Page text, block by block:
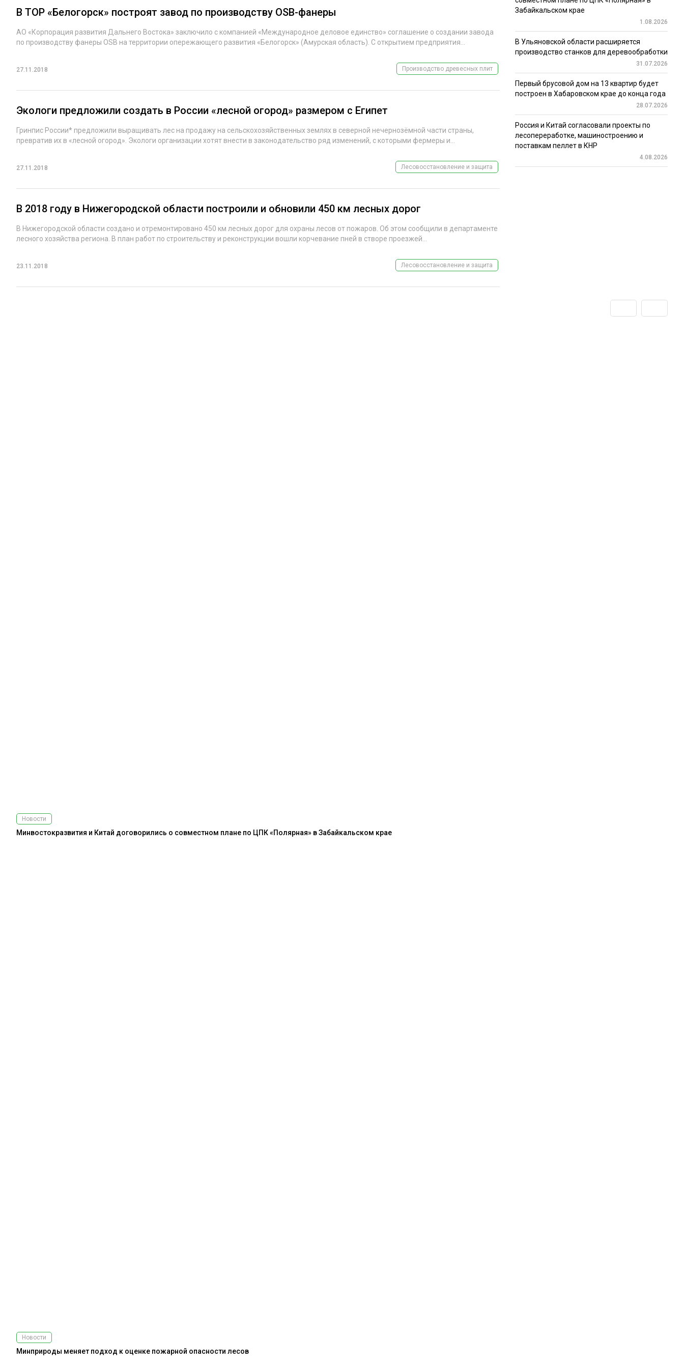
В ТОР «Белогорск» построят завод по производству OSB-фанеры
АО «Корпорация развития Дальнего Востока» заключило с компанией «Международное деловое единство» соглашение о создании завода
по производству фанеры OSB на территории опережающего развития «Белогорск» (Амурская область). С открытием предприятия...
27.11.2018 Производство древесных плит
Экологи предложили создать в России «лесной огород» размером с Египет
Гринпис России* предложили выращивать лес на продажу на сельскохозяйственных землях в северной нечернозёмной части страны,
превратив их в «лесной огород». Экологи организации хотят внести в законодательство ряд изменений, с которыми фермеры и...
27.11.2018 Лесовосстановление и защита
В 2018 году в Нижегородской области построили и обновили 450 км лесных дорог
В Нижегородской области создано и отремонтировано 450 км лесных дорог для охраны лесов от пожаров. Об этом сообщили в департаменте
лесного хозяйства региона. В план работ по строительству и реконструкции вошли корчевание пней в створе проезжей...
23.11.2018 Лесовосстановление и защита
Забайкальском крае
1.08.2026
В Ульяновской области расширяется
производство станков для деревообработки
31.07.2026
Первый брусовой дом на 13 квартир будет
построен в Хабаровском крае до конца года
28.07.2026
Россия и Китай согласовали проекты по
лесопереработке, машиностроению и
поставкам пеллет в КНР
4.08.2026
Новости
Минвостокразвития и Китай договорились о совместном плане по ЦПК «Полярная» в Забайкальском крае
Новости
Минприроды меняет подход к оценке пожарной опасности лесов